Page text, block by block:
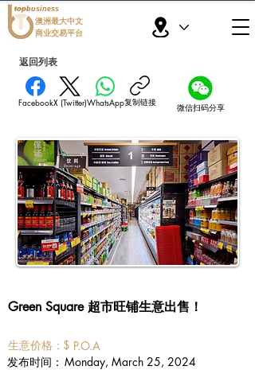
topbusiness
澳洲最大中文
商业交易平台
返回列表
微信扫码分享
FacebookX (Twitter)WhatsApp复制链接
Green Square 超市旺铺生意出售！
$
​生意价格：
P.O.A
​发布时间： Monday, March 25, 2024